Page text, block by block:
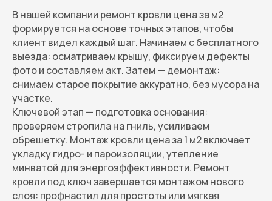
В нашей компании ремонт кровли цена за м2
формируется на основе точных этапов, чтобы
клиент видел каждый шаг. Начинаем с бесплатного
выезда: осматриваем крышу, фиксируем дефекты
фото и составляем акт. Затем — демонтаж:
снимаем старое покрытие аккуратно, без мусора на
участке.
Ключевой этап — подготовка основания:
проверяем стропила на гниль, усиливаем
обрешетку. Монтаж кровли цена за 1 м2 включает
укладку гидро- и пароизоляции, утепление
минватой для энергоэффективности. Ремонт
кровли под ключ завершается монтажом нового
слоя: профнастил для простоты или мягкая